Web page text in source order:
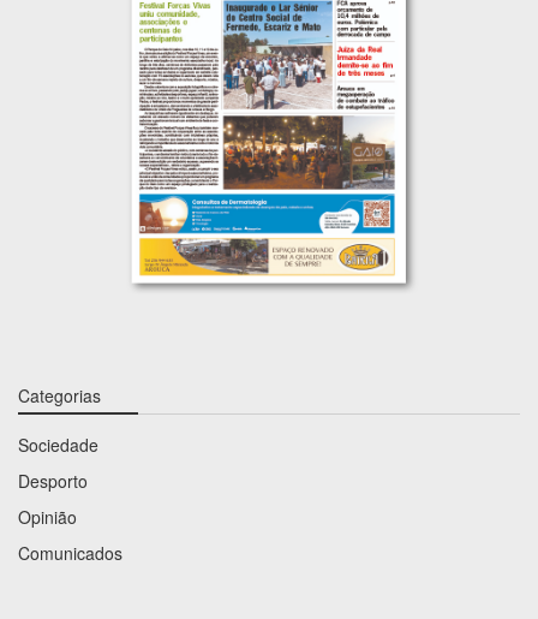
Categorias
Sociedade
Desporto
Opinião
Comunicados